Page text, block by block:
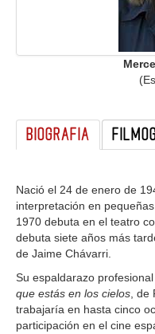
BIOGRAFIA
Nació el 24 de enero de
interpretación en
1970 debuta en el teatro
debuta siete años más
de Jaime Chávarri.
Su espaldarazo
que estás en los cielos ,
trabajaría en hasta cinco
participación en el cine